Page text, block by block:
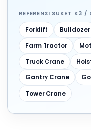
REFERENSI SUKET K3
Forklift Bulldozer
Farm Tractor
Truck Crane
Gantry Crane
Tower Crane